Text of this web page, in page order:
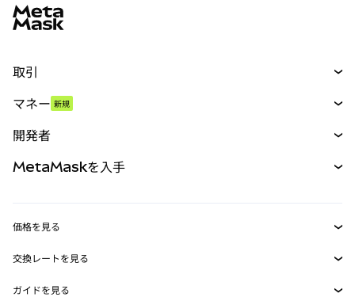
取引
パーペチュアル
RWA
マネー 新規
開発者
MetaMask Connect
Snaps
MetaMaskを入手
価格を見る
イーサリアムの価格
Solanaの価格
交換レートを見る
ガイドを見る